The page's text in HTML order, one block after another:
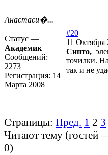
Анастаси�...
Статус —
Академик
Сообщений:
2273
Регистрация: 14
Марта 2008
#20
11 Октября
Синто,
точилки.
так и не
Страницы: Пред. 1 2 3
Читают тему (гостей
0)